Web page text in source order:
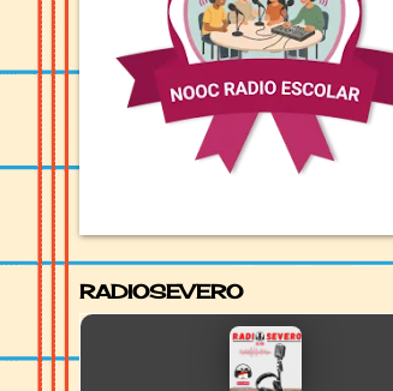
RADIOSEVERO